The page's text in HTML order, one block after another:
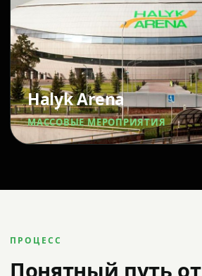
Halyk Arena
МАССОВЫЕ МЕРОПРИЯТИЯ
ПРОЦЕСС
Понятный путь от